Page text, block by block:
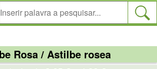
Rosa / Astilbe rosea
de Cookies